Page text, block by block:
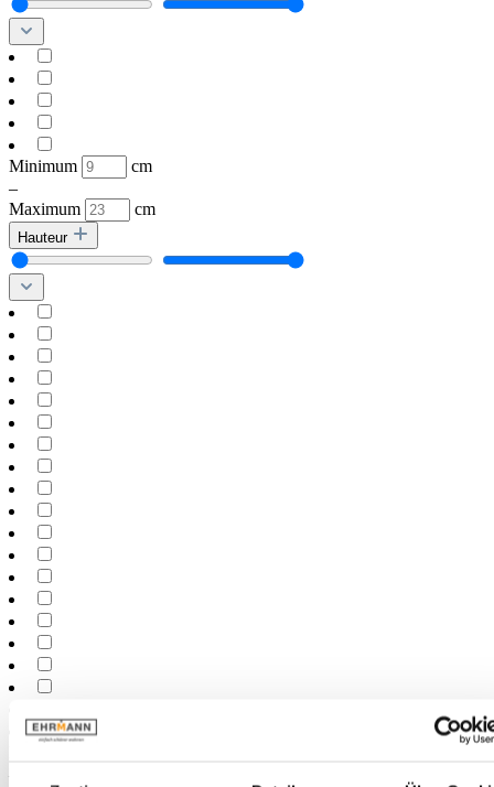
Minimum
cm
–
Maximum
cm
Hauteur